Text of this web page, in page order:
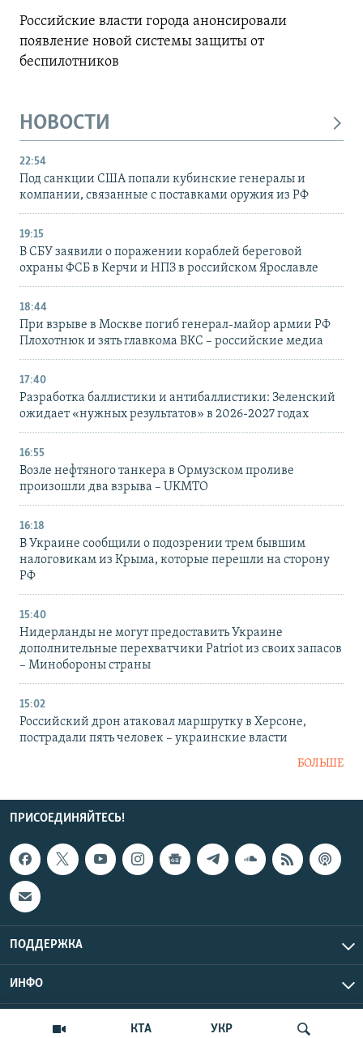
КТА УКР
Российские власти города анонсировали
появление новой системы защиты от
беспилотников
НОВОСТИ
22:54
Под санкции США попали кубинские генералы и
компании, связанные с поставками оружия из РФ
19:15
В СБУ заявили о поражении кораблей береговой
охраны ФСБ в Керчи и НПЗ в российском Ярославле
18:44
При взрыве в Москве погиб генерал-майор армии РФ
Плохотнюк и зять главкома ВКС – российские медиа
17:40
Разработка баллистики и антибаллистики: Зеленский
ожидает «нужных результатов» в 2026-2027 годах
16:55
Возле нефтяного танкера в Ормузском проливе
произошли два взрыва – UKMTO
16:18
В Украине сообщили о подозрении трем бывшим
налоговикам из Крыма, которые перешли на сторону
РФ
15:40
Нидерланды не могут предоставить Украине
дополнительные перехватчики Patriot из своих запасов
– Минобороны страны
15:02
Российский дрон атаковал маршрутку в Херсоне,
пострадали пять человек – украинские власти
БОЛЬШЕ
ПРИСОЕДИНЯЙТЕСЬ!
ПОДДЕРЖКА
ИНФО
Copyright Крым.Реалии, 2026 | Все права защищены.
UTC+3